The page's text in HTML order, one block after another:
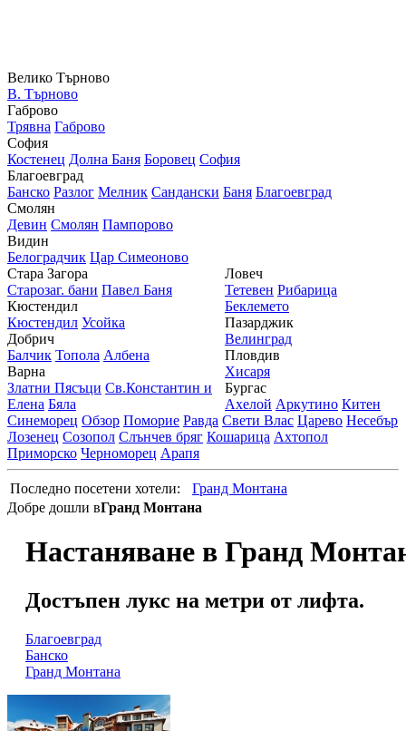
Велико Търново
В. Търново
Габрово
Трявна Габрово
София
Костенец Долна Баня Боровец София
Благоевград
Банско Разлог Мелник Сандански Баня Благоевград
Смолян
Девин Смолян Пампорово
Видин
Белоградчик Цар Симеоново
Стара Загора
Старозаг. бани Павел Баня
Кюстендил
Кюстендил Усойка
Добрич
Балчик Топола Албена
Варна
Златни Пясъци Св.Константин и
Елена Бяла
Ловеч
Тетевен Рибарица
Беклемето
Пазарджик
Велинград
Пловдив
Хисаря
Бургас
Ахелой Аркутино Китен
Синеморец Обзор Поморие Равда Свети Влас Царево Несебър
Лозенец Созопол Слънчев бряг Кошарица Ахтопол
Приморско Черноморец Арапя
Последно посетени хотели:
Гранд Монтана
Добре дошли вГранд Монтана
Настаняване в Гранд
Достъпен лукс на метри от лифта.
Благоевград
Банско
Гранд Монтана